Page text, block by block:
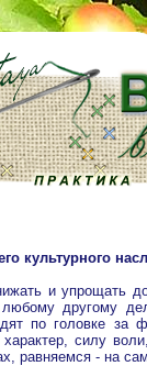
культурного
и упрощать
другому
по головке
силу
равняемся - на